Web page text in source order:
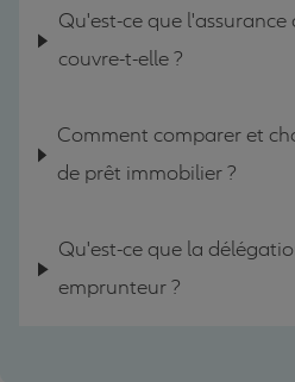
Qu'est-ce que
couvre-t-elle ?
Comment comparer et
de prêt immobilier ?
Qu'est-ce que la
emprunteur ?